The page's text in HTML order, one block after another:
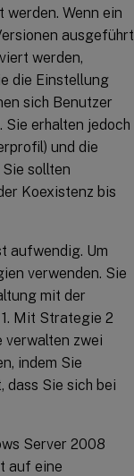
Wenn ein
ausgeführt
werden,
die Einstellung
sich Benutzer
erhalten jedoch
und die
sollten
Koexistenz bis
aufwendig. Um
verwenden. Sie
mit der
Mit Strategie 2
verwalten zwei
indem Sie
dass Sie sich bei
Server 2008
auf eine